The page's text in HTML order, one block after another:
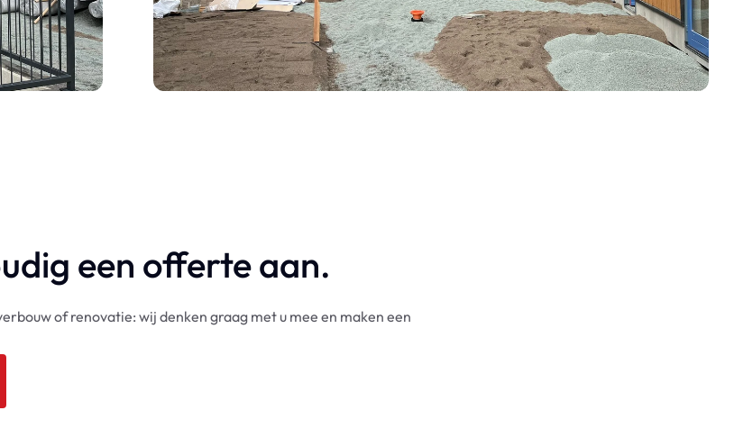
een offerte aan.
of renovatie: wij denken graag met u mee en maken een